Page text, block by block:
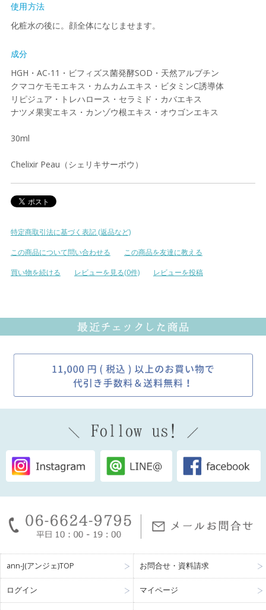
使用方法
化粧水の後に。顔全体になじませます。
成分
HGH・AC-11・ビフィズス菌発酵SOD・天然アルブチン
クマコケモモエキス・カムカムエキス・ビタミンC誘導体
リピジュア・トレハロース・セラミド・カバエキス
ナツメ果実エキス・カンゾウ根エキス・オウゴンエキス
30ml
Chelixir Peau（シェリキサーポウ）
特定商取引法に基づく表記 (返品など)
この商品について問い合わせる
この商品を友達に教える
買い物を続ける
レビューを見る(0件) レビューを投稿
ann-J(アンジェ)TOP お問合せ・資料請求
ログイン マイページ